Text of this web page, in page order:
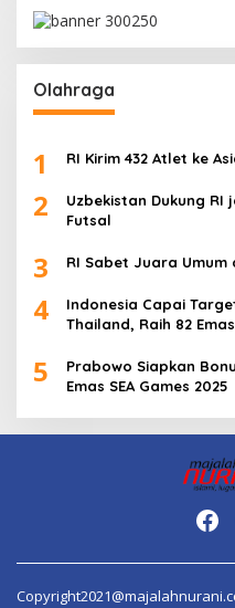
Olahraga
1 RI Kirim 432 Atlet ke
2
Uzbekistan Dukung RI
Futsal
3 RI Sabet Juara Umum
4
Indonesia Capai
Thailand, Raih 82 Emas
5
Prabowo Siapkan
Emas SEA Games 2025